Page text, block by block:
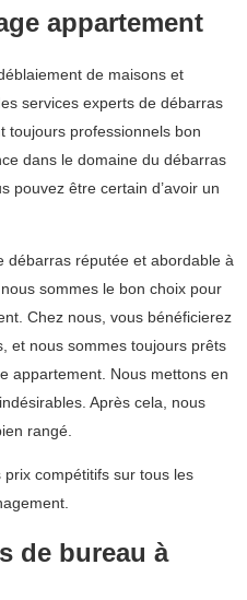
appartement
de maisons et
services experts de débarras
toujours professionnels bon
dans le domaine du débarras
pouvez être certain d’avoir un
débarras réputée et abordable à
sommes le bon choix pour
Chez nous, vous bénéficierez
et nous sommes toujours prêts
appartement. Nous mettons en
Après cela, nous
rangé.
compétitifs sur tous les
de bureau à